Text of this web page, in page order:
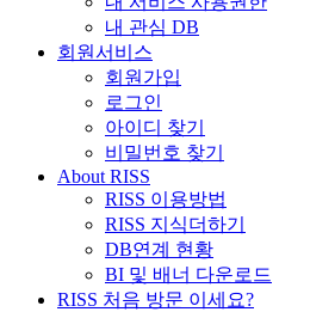
내 관심 DB
회원서비스
회원가입
로그인
아이디 찾기
비밀번호 찾기
About RISS
RISS 이용방법
RISS 지식더하기
DB연계 현황
BI 및 배너 다운로드
RISS 처음 방문 이세요?